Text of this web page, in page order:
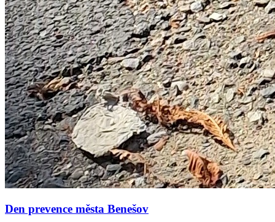
Den prevence města Benešov